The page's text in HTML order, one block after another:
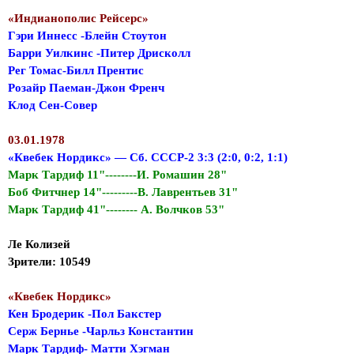
«Индианополис Рейсерс»
Гэри Иннесс -Блейн Стоутон
Барри Уилкинс -Питер Дрисколл
Рег Томас-Билл Прентис
Розайр Паеман-Джон Френч
Клод Сен-Совер
03.01.1978
«Квебек Нордикс» — Сб. СССР-2 3:3 (2:0, 0:2, 1:1)
Марк Тардиф 11"--------И. Ромашин 28"
Боб Фитчнер 14"---------В. Лаврентьев 31"
Марк Тардиф 41"-------- А. Волчков 53"
Ле Колизей
Зрители: 10549
«Квебек Нордикс»
Кен Бродерик -Пол Бакстер
Серж Бернье -Чарльз Константин
Марк Тардиф- Матти Хэгман